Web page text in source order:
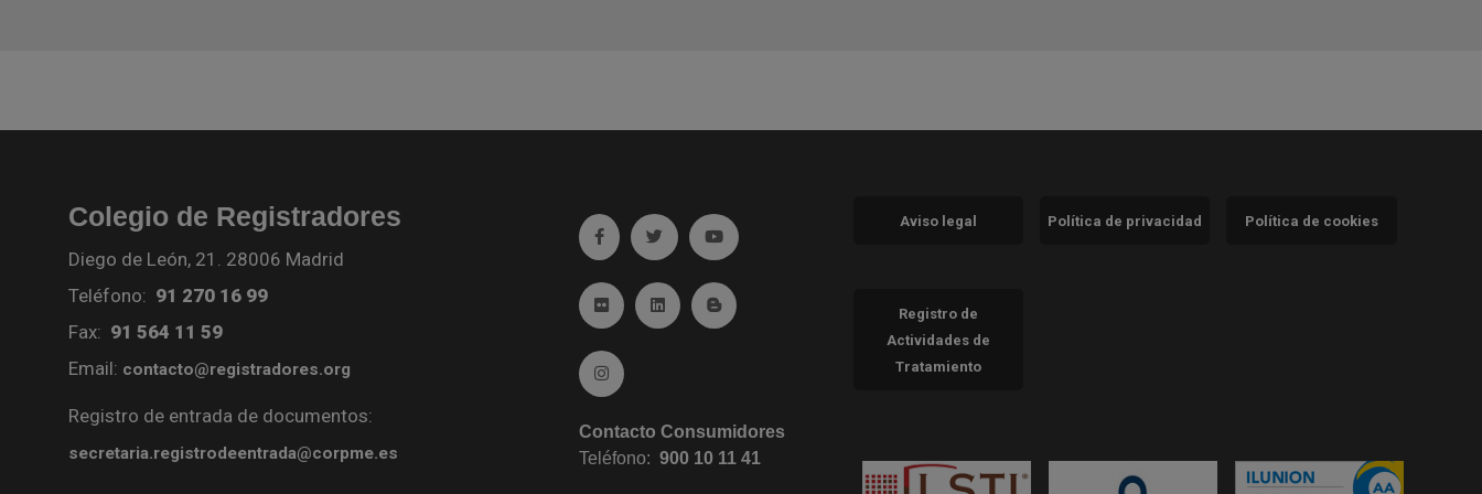
Colegio de Registradores
Diego de León, 21. 28006 Madrid
Teléfono: 91 270 16 99
Fax: 91 564 11 59
Email: contacto@registradores.org
Registro de entrada de documentos:
secretaria.registrodeentrada@corpme.es
Ir a facebook (abre en ventana nueva)
Ir a twitter (abre en ventana nueva)
Ir a YouTube (abre en ventana nueva)
Ir a Flickr (abre en ventana nueva)
Ir a Linkedin (abre en ventana nueva)
Ir al Blog (abre en ventana nueva)
Ir a Instagram (abre en ventana nueva)
Contacto Consumidores
Teléfono:900 10 11 41
Aviso legal Política de privacidad Política de cookies
Registro de
Actividades de
Tratamiento